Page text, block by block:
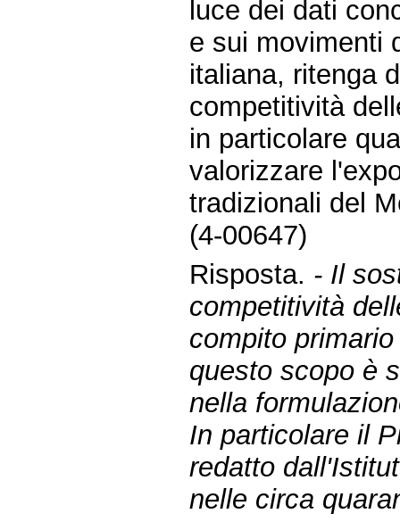
luce dei dati
e sui movimenti
italiana, ritenga
competitività
in particolare
valorizzare
tradizionali del
(4-00647)
Risposta. - Il
competitività
compito
questo scopo è
nella
In particolare il
redatto
nelle circa